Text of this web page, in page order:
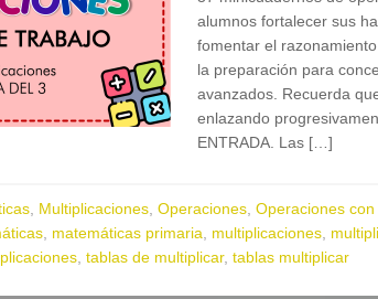
alumnos fortalecer sus
fomentar el
la preparación para
avanzados. Recuerda
enlazando
ENTRADA. Las […]
Multiplicaciones Operaciones Operaciones
matemáticas primaria multiplicaciones
tablas de multiplicar, tablas multiplicar